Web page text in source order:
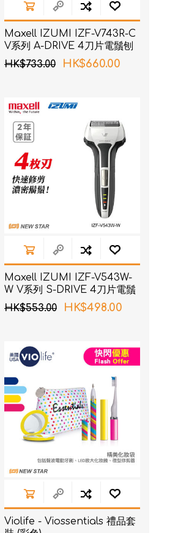
Maxell IZUMI IZF-V743R-C
V系列 A-DRIVE 4刀片電鬚刨
(銅色)
HK$733.00 HK$660.00
Maxell IZUMI IZF-V543W-
W V系列 S-DRIVE 4刀片電鬚
刨 (白色)
HK$553.00 HK$498.00
Violife - Viossentials 禮品套